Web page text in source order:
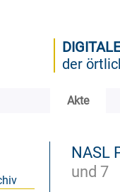
der
Akte
NASL
und 7